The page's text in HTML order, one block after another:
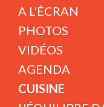
A L'ÉCRAN
PHOTOS
VIDÉOS
AGENDA
CUISINE